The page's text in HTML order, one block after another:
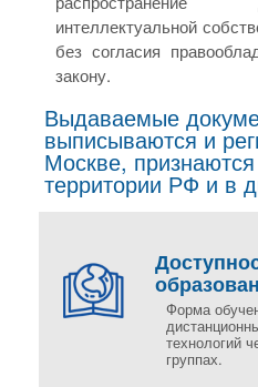
интеллектуальной
без согласия
закону.
Выдаваемые
выписываются и
Москве,
территории РФ и в
Форма
технологий
группах.